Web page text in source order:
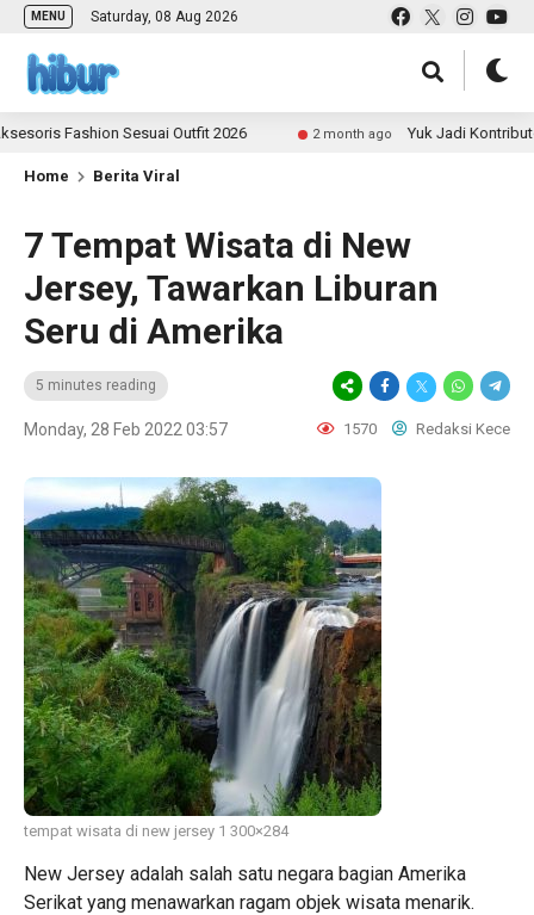
MENU Saturday, 08 Aug 2026
Sesuai Outfit 2026 2 month ago Yuk Jadi Kontributor
Home Berita Viral
7 Tempat Wisata di New
Jersey, Tawarkan Liburan
Seru di Amerika
5 minutes reading
Monday, 28 Feb 2022 03:57 1570 Redaksi Kece
tempat wisata di new jersey 1 300×284
New Jersey adalah salah satu negara bagian Amerika
Serikat yang menawarkan ragam objek wisata menarik.